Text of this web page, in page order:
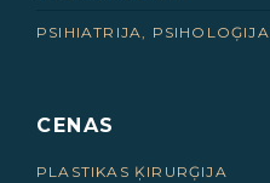
PSIHIATRIJA, PSIHOLOĢIJA
CENAS
PLASTIKAS ĶIRURĢIJA